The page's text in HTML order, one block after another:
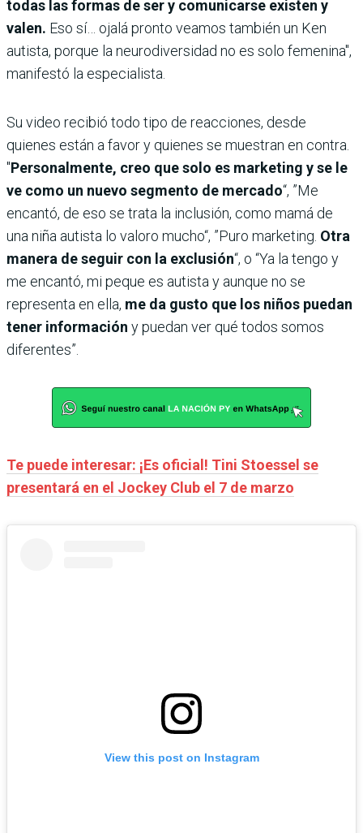
todas las formas de ser y comunicarse existen y
valen. Eso sí… ojalá pronto veamos también un Ken
autista, porque la neurodiversidad no es solo femenina",
manifestó la especialista.
Su video recibió todo tipo de reacciones, desde
quienes están a favor y quienes se muestran en contra.
"Personalmente, creo que solo es marketing y se le
ve como un nuevo segmento de mercado“, ”Me
encantó, de eso se trata la inclusión, como mamá de
una niña autista lo valoro mucho“, ”Puro marketing. Otra
manera de seguir con la exclusión“, o “Ya la tengo y
me encantó, mi peque es autista y aunque no se
representa en ella, me da gusto que los niños puedan
tener información y puedan ver qué todos somos
diferentes”.
Te puede interesar: ¡Es oficial! Tini Stoessel se
presentará en el Jockey Club el 7 de marzo
View this post on Instagram